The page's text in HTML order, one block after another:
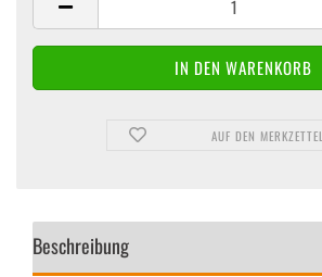
AUF DEN MERKZETTEL
Beschreibung